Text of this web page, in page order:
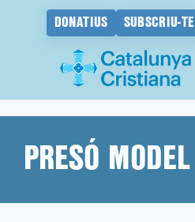
DONATIUS SUBSCRIU-TE
contingutPRESÓ MODEL